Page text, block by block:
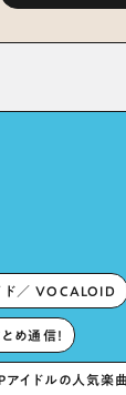
×
ド／ VOCALOID
め通信！
アイドルの人気楽